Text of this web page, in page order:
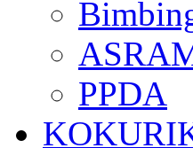
PPDA